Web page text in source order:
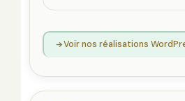
Voir nos réalisations